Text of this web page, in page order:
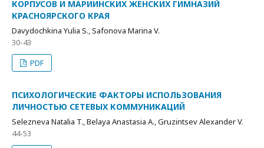
КОРПУСОВ И МАРИИНСКИХ ЖЕНСКИХ ГИМНАЗИЙ
КРАСНОЯРСКОГО КРАЯ
Davydochkina Yulia S., Safonova Marina V.
30-43
PDF
ПСИХОЛОГИЧЕСКИЕ ФАКТОРЫ ИСПОЛЬЗОВАНИЯ
ЛИЧНОСТЬЮ СЕТЕВЫХ КОММУНИКАЦИЙ
Selezneva Natalia T., Belaya Anastasia A., Gruzintsev Alexander V.
44-53